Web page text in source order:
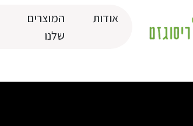
אודות
המוצרים
שלנו